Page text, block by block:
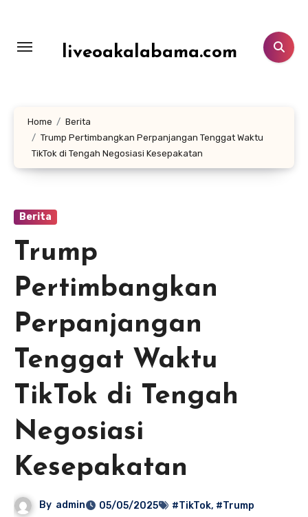
konten
liveoakalabama.com
Home
Berita
Trump Pertimbangkan Perpanjangan Tenggat Waktu
TikTok di Tengah Negosiasi Kesepakatan
Berita
Trump
Pertimbangkan
Perpanjangan
Tenggat Waktu
TikTok di Tengah
Negosiasi
Kesepakatan
By admin 05/05/2025 #TikTok, #Trump